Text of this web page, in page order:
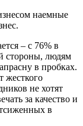
наемные
– с 76% в
стороны, людям
в пробках.
жесткого
не хотят
за качество и
в